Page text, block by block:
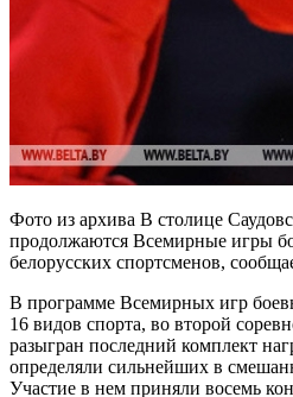
Фото из архива В столице
продолжаются Всемирные игры
белорусских спортсменов,
В программе Всемирных игр
16 видов спорта, во второй
разыгран последний комплект
определяли сильнейших в
Участие в нем приняли восемь